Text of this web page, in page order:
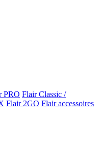
PRO Flair Classic /
Flair 2GO Flair accessoires